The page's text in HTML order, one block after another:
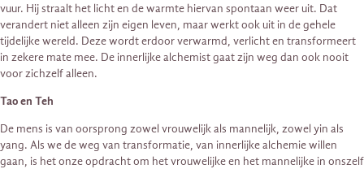
vuur. Hij straalt het licht en de warmte hiervan spontaan weer uit. Dat
verandert niet alleen zijn eigen leven, maar werkt ook uit in de gehele
tijdelijke wereld. Deze wordt erdoor verwarmd, verlicht en transformeert
in zekere mate mee. De innerlijke alchemist gaat zijn weg dan ook nooit
voor zichzelf alleen.
Tao en Teh
De mens is van oorsprong zowel vrouwelijk als mannelijk, zowel yin als
yang. Als we de weg van transformatie, van innerlijke alchemie willen
gaan, is het onze opdracht om het vrouwelijke en het mannelijke in onszelf